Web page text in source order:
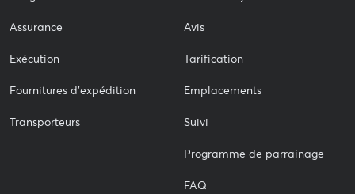
Assurance
Exécution
Fournitures d'expédition
Transporteurs
Avis
Tarification
Emplacements
Suivi
Programme de parrainage
FAQ